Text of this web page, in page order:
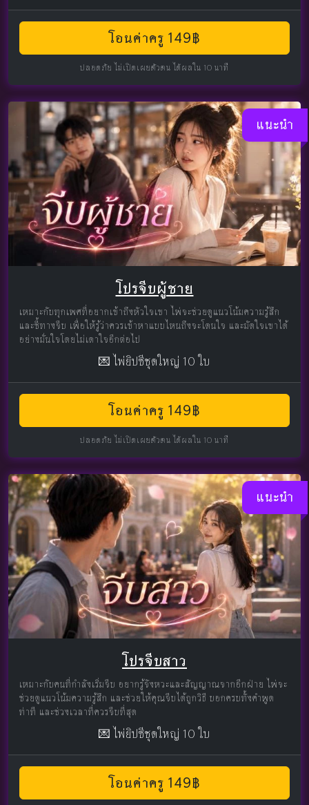
โอนค่าครู 149฿
ปลอดภัย ไม่เปิดเผยตัวตน ได้ผลใน 10 นาที
แนะนำ
โปรจีบผู้ชาย
เหมาะกับทุกเพศที่อยากเข้าถึงหัวใจเขา ไพ่จะช่วยดูแนวโน้มความรู้สึก
และชี้ทางจีบ เพื่อให้รู้ว่าควรเข้าหาแบบไหนถึงจะโดนใจ และมัดใจเขาได้
อย่างมั่นใจโดยไม่เดาใจอีกต่อไป
💌 ไพ่ยิปซีชุดใหญ่ 10 ใบ
โอนค่าครู 149฿
ปลอดภัย ไม่เปิดเผยตัวตน ได้ผลใน 10 นาที
แนะนำ
โปรจีบสาว
เหมาะกับคนที่กำลังเริ่มจีบ อยากรู้จังหวะและสัญญาณจากอีกฝ่าย ไพ่จะ
ช่วยดูแนวโน้มความรู้สึก และช่วยให้คุณจีบได้ถูกวิธี บอกครบทั้งคำพูด
ท่าที และช่วงเวลาที่ควรจีบที่สุด
💌 ไพ่ยิปซีชุดใหญ่ 10 ใบ
โอนค่าครู 149฿